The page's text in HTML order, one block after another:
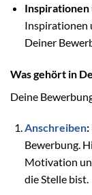
Inspirationen
Inspirationen
Deiner
Was gehört in
Deine
Anschreiben:
Bewerbung.
Motivation
die Stelle bist.